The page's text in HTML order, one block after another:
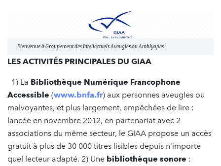
Bienvenue à Groupement des Intellectuels Aveugles ou Amblyopes
LES ACTIVITÉS PRINCIPALES DU GIAA
1) La Bibliothèque Numérique Francophone
Accessible (www.bnfa.fr) aux personnes aveugles ou
malvoyantes, et plus largement, empêchées de lire :
lancée en novembre 2012, en partenariat avec 2
associations du même secteur, le GIAA propose un accès
gratuit à plus de 30 000 titres lisibles depuis n’importe
quel lecteur adapté. 2) Une bibliothèque sonore :